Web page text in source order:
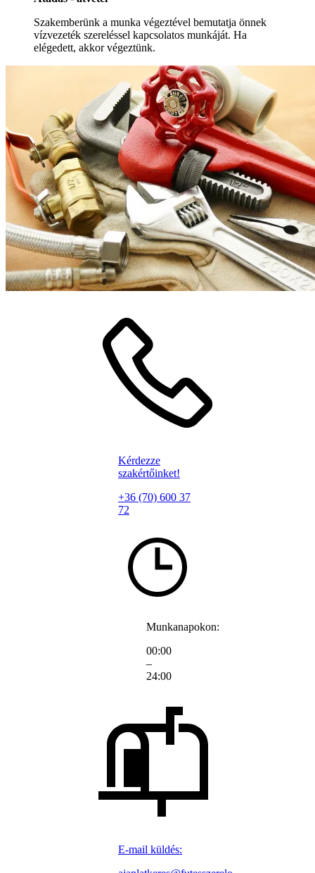
Szakemberünk a munka végeztével bemutatja önnek
vízvezeték szereléssel kapcsolatos munkáját. Ha
elégedett, akkor végeztünk.
Kérdezze
szakértőinket!
+36 (70) 600 37
72
Munkanapokon:
00:00
–
24:00
E-mail küldés: